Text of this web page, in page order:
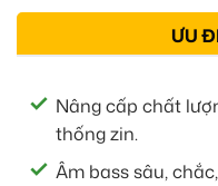
ƯU
Nâng cấp chất
thống zin.
Âm bass sâu,